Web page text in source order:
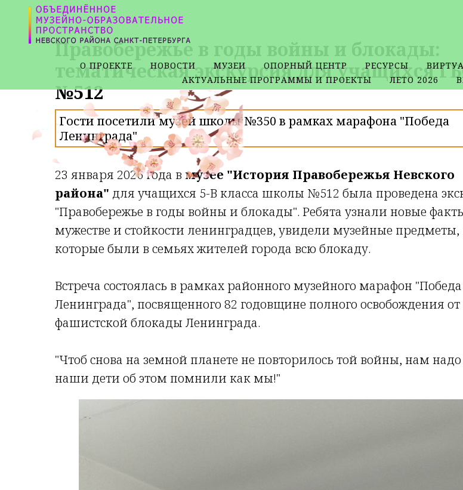
О ПРОЕКТЕ НОВОСТИ МУЗЕИ ОПОРНЫЙ ЦЕНТР РЕСУРСЫ
АКТУАЛЬНЫЕ ПРОГРАММЫ И ПРОЕКТЫ
ЛЕТО 2026
Правобережье в годы войны и блокады:
тематическая экскурсия для учащихся
№512
Гости посетили музей школы №350 в рамках марафона "Победа
Ленинграда"
23 января 2026 года в музее "История Правобережья Невского
района" для учащихся 5-В класса школы №512 была проведена
"Правобережье в годы войны и блокады". Ребята узнали новые
мужестве и стойкости ленинградцев, увидели музейные
которые были в семьях жителей города всю блокаду.
Встреча состоялась в рамках районного музейного марафон "Победа
Ленинграда", посвященного 82 годовщине полного освобождения от
фашистской блокады Ленинграда.
"Чтоб снова на земной планете не повторилось той войны, нам
наши дети об этом помнили как мы!"